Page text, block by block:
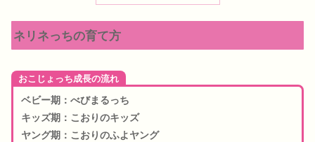
ネリネっちの育て方
おこじょっち成長の流れ
ベビー期：べびまるっち
キッズ期：こおりのキッズ
ヤング期：こおりのふよヤング